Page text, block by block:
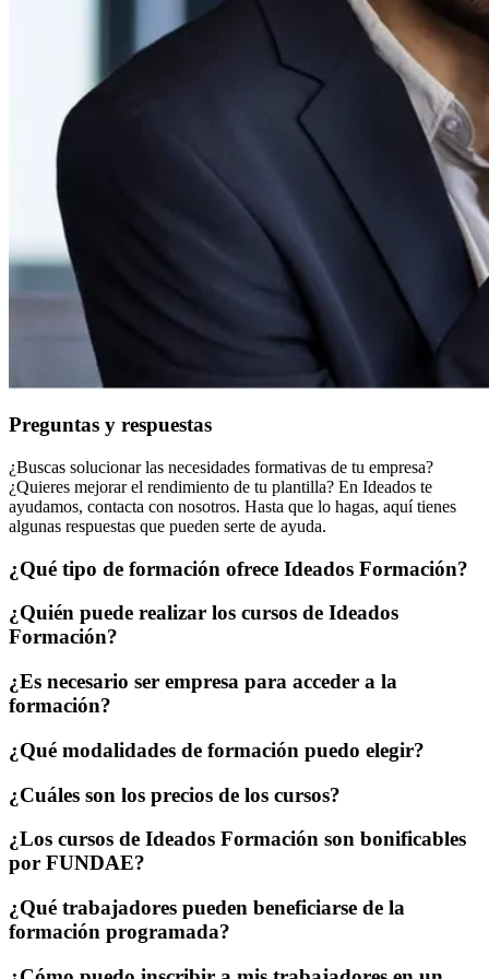
Preguntas y respuestas
¿Buscas solucionar las necesidades formativas de tu empresa?
¿Quieres mejorar el rendimiento de tu plantilla? En Ideados te
ayudamos, contacta con nosotros. Hasta que lo hagas, aquí tienes
algunas respuestas que pueden serte de ayuda.
¿Qué tipo de formación ofrece Ideados Formación?
¿Quién puede realizar los cursos de Ideados
Formación?
¿Es necesario ser empresa para acceder a la
formación?
¿Qué modalidades de formación puedo elegir?
¿Cuáles son los precios de los cursos?
¿Los cursos de Ideados Formación son bonificables
por FUNDAE?
¿Qué trabajadores pueden beneficiarse de la
formación programada?